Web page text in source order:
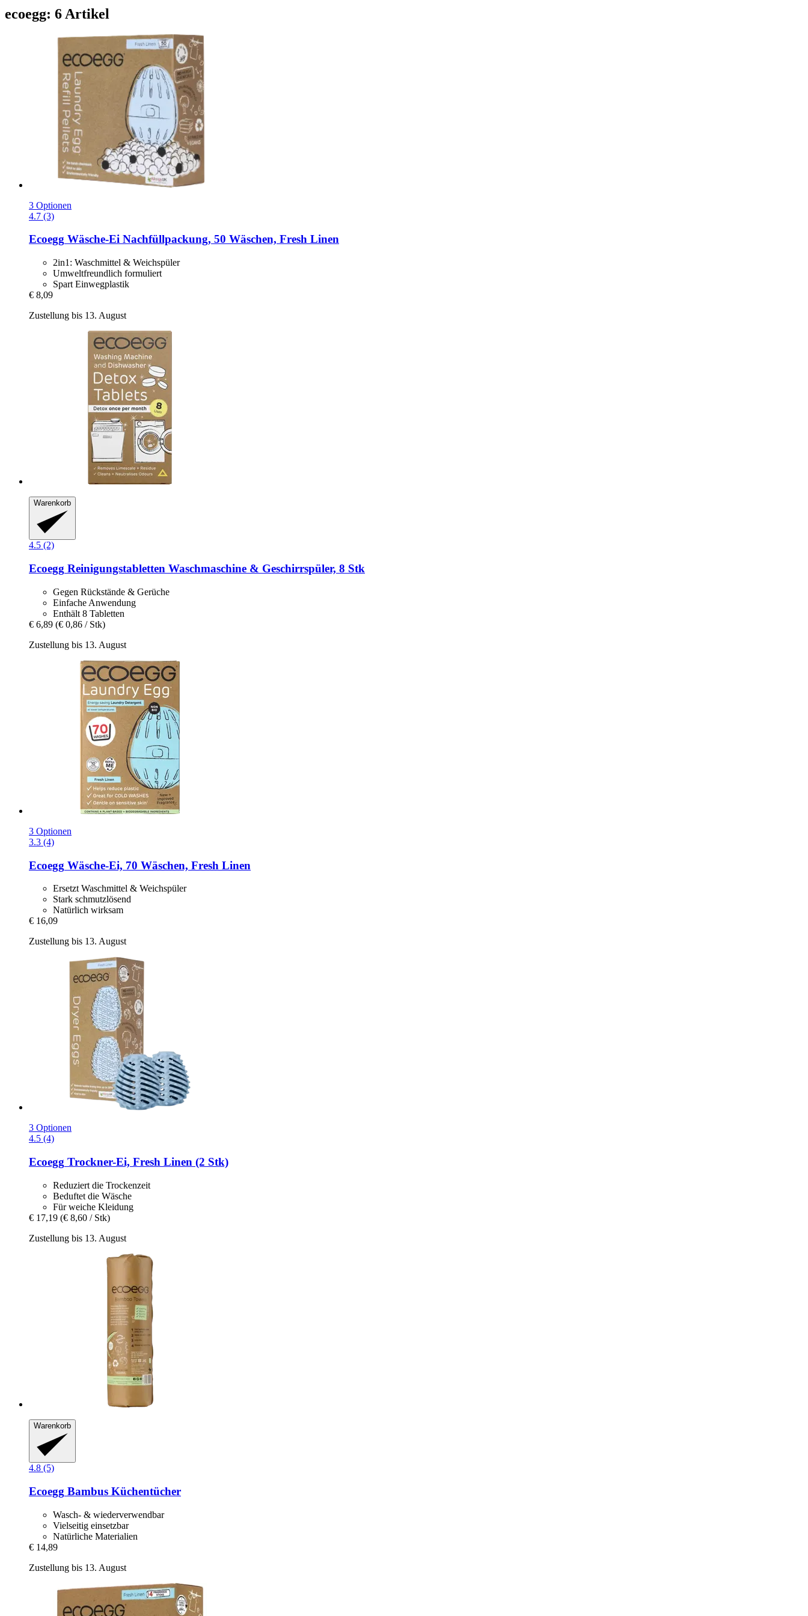
ecoegg: 6 Artikel
3 Optionen
4.7 (3)
Ecoegg Wäsche-​Ei Nachfüllpackung, 50 Wäschen, Fresh Linen
2in1: Waschmittel & Weichspüler
Umweltfreundlich formuliert
Spart Einwegplastik
€ 8,09
Zustellung bis 13. August
Warenkorb
4.5 (2)
Ecoegg Reinigungstabletten Waschmaschine & Geschirrspüler, 8 Stk
Gegen Rückstände & Gerüche
Einfache Anwendung
Enthält 8 Tabletten
€ 6,89 (€ 0,86 / Stk)
Zustellung bis 13. August
3 Optionen
3.3 (4)
Ecoegg Wäsche-​Ei, 70 Wäschen, Fresh Linen
Ersetzt Waschmittel & Weichspüler
Stark schmutzlösend
Natürlich wirksam
€ 16,09
Zustellung bis 13. August
3 Optionen
4.5 (4)
Ecoegg Trockner-​Ei, Fresh Linen (2 Stk)
Reduziert die Trockenzeit
Beduftet die Wäsche
Für weiche Kleidung
€ 17,19 (€ 8,60 / Stk)
Zustellung bis 13. August
Warenkorb
4.8 (5)
Ecoegg Bambus Küchentücher
Wasch- & wiederverwendbar
Vielseitig einsetzbar
Natürliche Materialien
€ 14,89
Zustellung bis 13. August